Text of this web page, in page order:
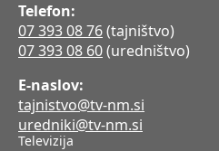
Telefon:
07 393 08 76(tajništvo)
07 393 08 60(uredništvo)
E-naslov:
tajnistvo@tv-nm.si
uredniki@tv-nm.si
Televizija